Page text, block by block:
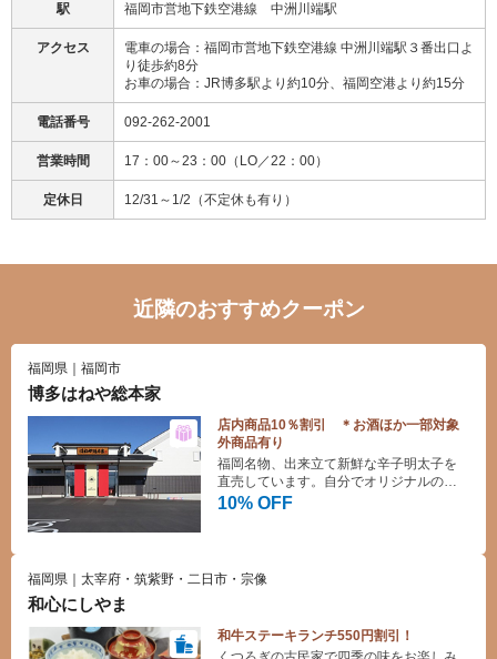
駅 福岡市営地下鉄空港線 中洲川端駅
アクセス
電車の場合：福岡市営地下鉄空港線 中洲川端駅３番出口よ
り徒歩約8分
お車の場合：JR博多駅より約10分、福岡空港より約15分
電話番号 092-262-2001
営業時間 17：00～23：00（LO／22：00）
定休日 12/31～1/2（不定休も有り）
近隣のおすすめクーポン
福岡県｜福岡市
博多はねや総本家
店内商品10％割引 ＊お酒ほか一部対象
外商品有り
10% OFF
福岡名物、出来立て新鮮な辛子明太子を
直売しています。自分でオリジナルの味
付け明太もつくれます。（辛子明太子道
福岡県｜太宰府・筑紫野・二日市・宗像
和心にしやま
和牛ステーキランチ550円割引！